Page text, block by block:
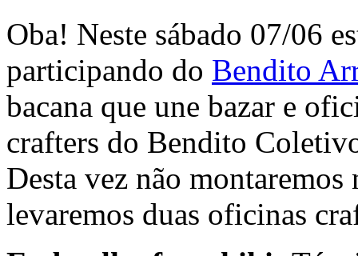
Oba! Neste sábado 07/06
participando do Bendito
bacana que une bazar e
crafters do Bendito
Desta vez não
levaremos duas oficinas